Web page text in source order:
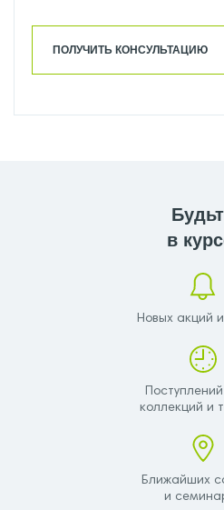
ПОЛУЧИТЬ КОНСУЛЬТАЦИЮ
в
Новых акций
коллекций и
Ближайших
и